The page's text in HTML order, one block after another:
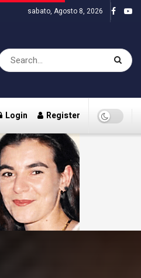
sabato, Agosto 8, 2026
Login Register